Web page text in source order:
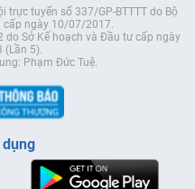
trực tuyến số 337/GP-BTTTT do Bộ
cấp ngày 10/07/2017.
do Sở Kế hoạch và Đầu tư cấp ngày
(Lần 5).
Phạm Đức Tuệ.